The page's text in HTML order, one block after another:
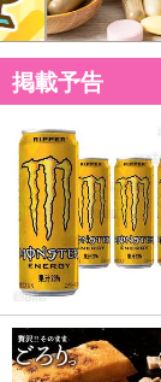
さい）
掲載予告